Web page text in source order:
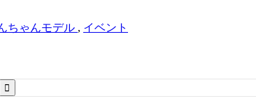
ちゃんモデル , イベント